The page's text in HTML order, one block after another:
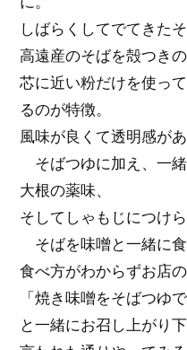
しばらくしてでてきた
高遠産のそばを殻つき
芯に近い粉だけを使っ
るのが特徴。
風味が良くて透明感が
そばつゆに加え、一
大根の薬味、
そしてしゃもじにつけ
そばを味噌と一緒に食
食べ方がわからずお店
「焼き味噌をそばつゆ
と一緒にお召し上がり